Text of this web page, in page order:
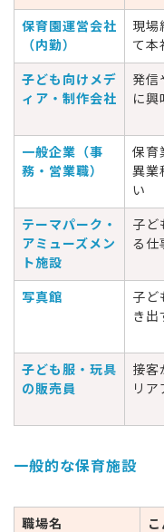
保育園運営会社
（内勤）
現場
て本
子ども向けメデ
ィア・制作会社
発信
に興
一般企業（事
務・営業職）
保育
異業
い
テーマパーク・
アミューズメン
ト施設
子ど
る仕
写真館
子ど
き出
子ども服・玩具
の販売員
接客
リア
一般的な保育施設
職場名